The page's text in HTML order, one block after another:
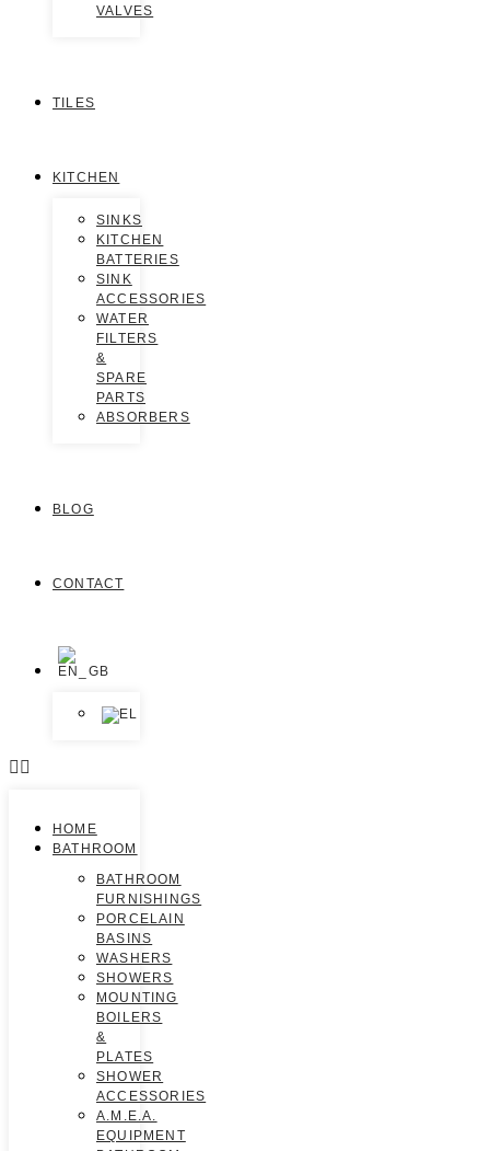
VALVES
TILES
KITCHEN
SINKS
KITCHEN
BATTERIES
SINK
ACCESSORIES
WATER
FILTERS
&
SPARE
PARTS
ABSORBERS
BLOG
CONTACT
HOME
BATHROOM
BATHROOM
FURNISHINGS
PORCELAIN
BASINS
WASHERS
SHOWERS
MOUNTING
BOILERS
&
PLATES
SHOWER
ACCESSORIES
A.M.E.A.
EQUIPMENT